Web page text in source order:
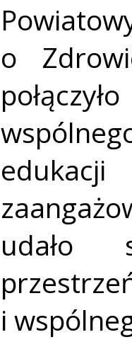
o
udało
i